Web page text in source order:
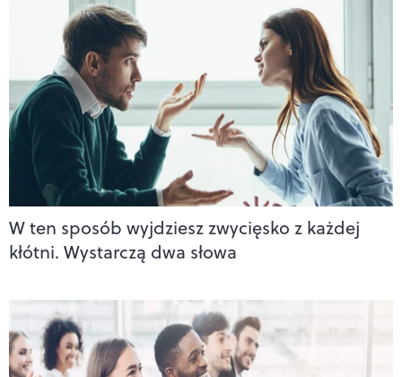
W ten sposób wyjdziesz zwycięsko z każdej
kłótni. Wystarczą dwa słowa